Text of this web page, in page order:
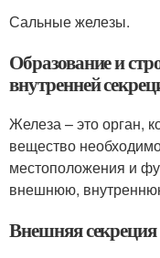
Сальные железы.
Образование и
внутренней
Железа – это орган,
вещество
местоположения и
внешнюю,
Внешняя секреция